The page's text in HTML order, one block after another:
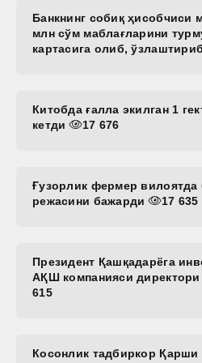
Банкнинг собиқ ҳисобчиси
млн сўм маблағларини
картасига олиб,
Китобда ғалла экилган 1
кетди
17 676
Ғузорлик фермер вилоятда
режасини бажарди
17 635
Президент Қашқадарёга
АҚШ компанияси
615
Косонлик тадбиркор